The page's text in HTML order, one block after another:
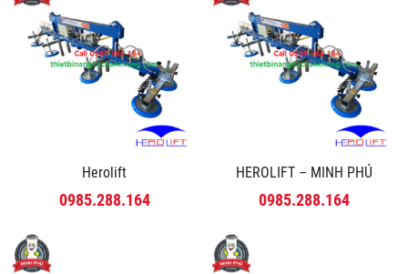
Herolift
0985.288.164
HEROLIFT – MINH PHÚ
0985.288.164